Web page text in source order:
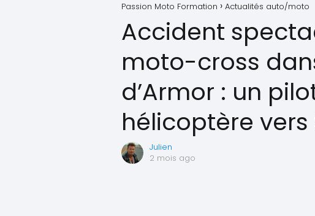
Passion Moto Formation Actualités auto/moto
Accident
moto-cross
d’Armor : un
hélicoptère vers
Julien
2 mois ago